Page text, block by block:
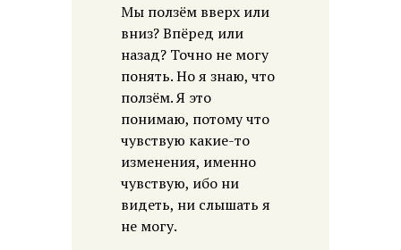
Мы ползём вверх или
вниз? Впёред или
назад? Точно не могу
понять. Но я знаю, что
ползём. Я это
понимаю, потому что
чувствую какие-то
изменения, именно
чувствую, ибо ни
видеть, ни слышать я
не могу.